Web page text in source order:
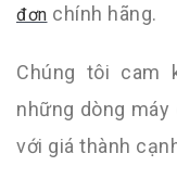
đơn chính hãng.
Chúng tôi cam
những dòng
với giá thành